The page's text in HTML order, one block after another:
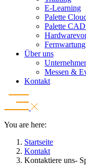
E-Learning
Palette
Palette
Fernwartung
Über uns
Messen &
Kontakt
You are here:
Startseite
Kontakt
Kontaktiere uns-